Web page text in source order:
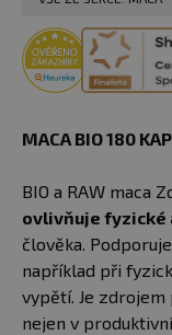
MACA BIO 180
BIO a RAW maca
ovlivňuje fyzické
člověka.
například při
vypětí. Je
nejen v